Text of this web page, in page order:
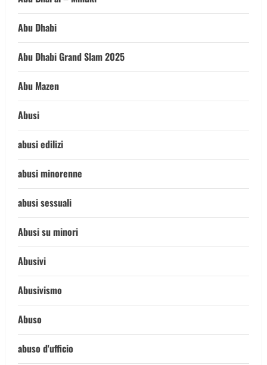
Abu Dhabi
Abu Dhabi Grand Slam 2025
Abu Mazen
Abusi
abusi edilizi
abusi minorenne
abusi sessuali
Abusi su minori
Abusivi
Abusivismo
Abuso
abuso d'ufficio